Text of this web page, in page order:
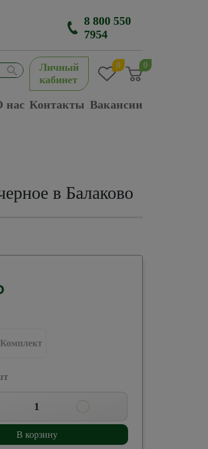
8 800 550
7954
Личный
кабинет
0 0
нас Контакты Вакансии
в Балаково
Комплект
1
В корзину